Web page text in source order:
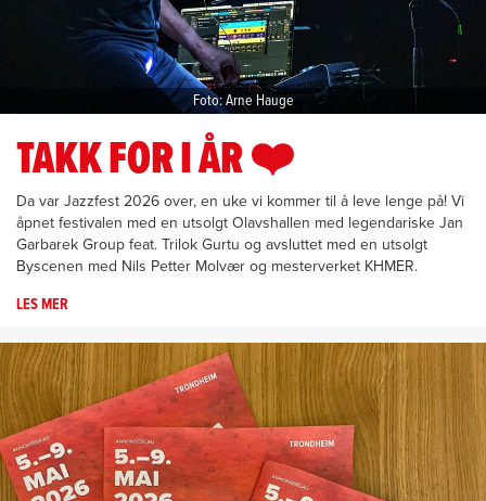
Foto: Arne Hauge
TAKK FOR I ÅR ❤️
Da var Jazzfest 2026 over, en uke vi kommer til å leve lenge på! Vi
åpnet festivalen med en utsolgt Olavshallen med legendariske Jan
Garbarek Group feat. Trilok Gurtu og avsluttet med en utsolgt
Byscenen med Nils Petter Molvær og mesterverket KHMER.
LES MER
FOR
I
ÅR
❤️